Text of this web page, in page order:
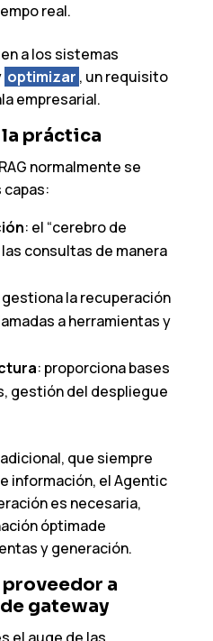
real.
a los sistemas
optimizar , un requisito
empresarial.
práctica
normalmente se
: el “cerebro de
consultas de manera
gestiona la recuperación
a herramientas y
: proporciona bases
gestión del despliegue
que siempre
información, el Agentic
es necesaria,
óptimade
y generación.
a
gateway